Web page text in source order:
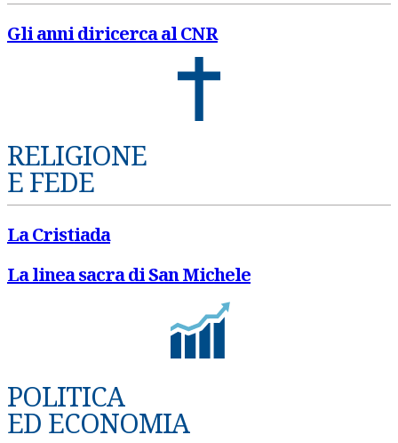
Gli anni diricerca al CNR
RELIGIONE
E FEDE
La Cristiada
La linea sacra di San Michele
POLITICA
ED ECONOMIA